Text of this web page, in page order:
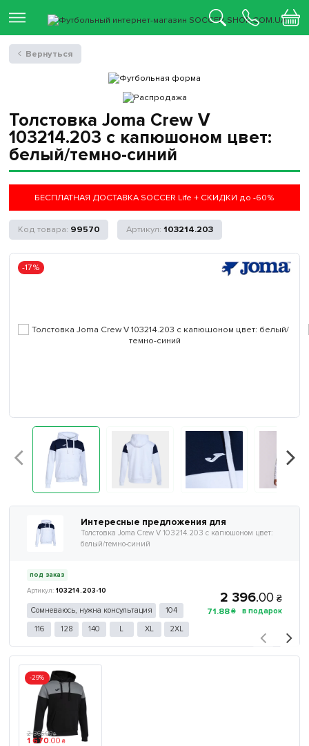
Толстовка Joma Crew V
103214.203 с капюшоном цвет:
белый/темно-синий
БЕСПЛАТНАЯ ДОСТАВКА SOCCER Life + СКИДКИ до -60%
99570 103214.203
-17%
Интересные предложения для
Толстовка Joma Crew V 103214.203 с капюшоном цвет:
белый/темно-синий
под заказ
103214.203-10
Сомневаюсь, нужна консультация 104
116 128 140 L XL 2XL
2 396.00 ₴
71.88₴
-29%
2 366.00 ₴
1 670 00 ₴
Вернуться